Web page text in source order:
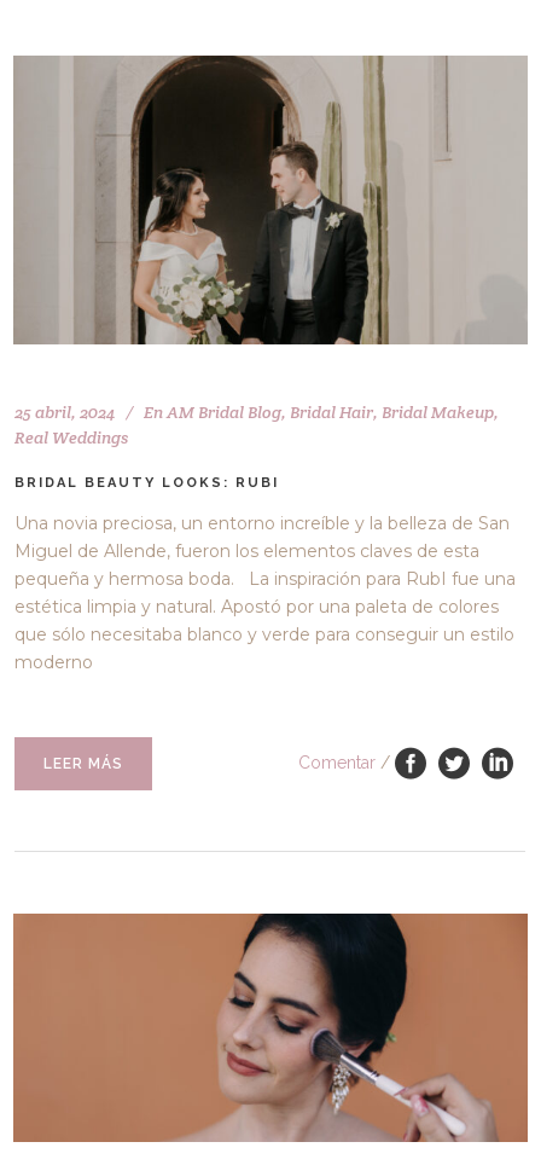
25 abril, 2024 EnAM Bridal Blog, Bridal Hair, Bridal Makeup,
Real Weddings
BRIDAL BEAUTY LOOKS: RUBI
Una novia preciosa, un entorno increíble y la belleza de San
Miguel de Allende, fueron los elementos claves de esta
pequeña y hermosa boda. La inspiración para RubI fue una
estética limpia y natural. Apostó por una paleta de colores
que sólo necesitaba blanco y verde para conseguir un estilo
moderno
LEER MÁS Comentar /